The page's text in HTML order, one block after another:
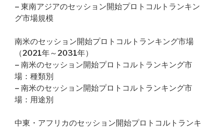
– 東南アジアのセッション開始プロトコルトランキン
グ市場規模
南米のセッション開始プロトコルトランキング市場
（2021年～2031年）
– 南米のセッション開始プロトコルトランキング市
場：種類別
– 南米のセッション開始プロトコルトランキング市
場：用途別
中東・アフリカのセッション開始プロトコルトランキ